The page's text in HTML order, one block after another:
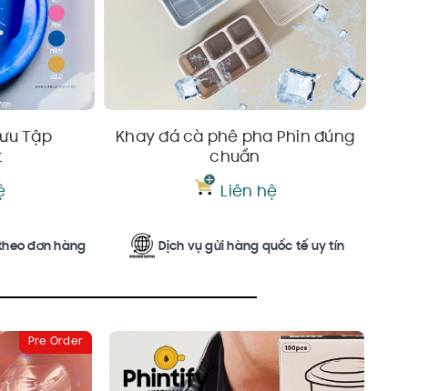
Tập
Khay đá cà phê pha Phin đúng
chuẩn
Liên hệ
đơn hàng Dịch vụ gửi hàng quốc tế uy tín
Pre Order Pre Order